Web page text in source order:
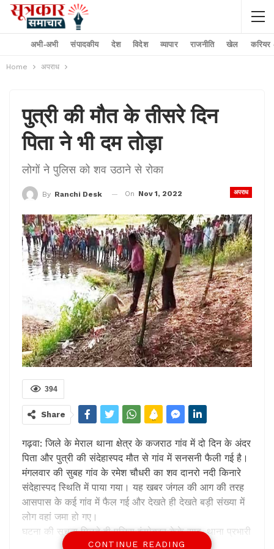
अभी-अभी संपादकीय देश विदेश व्यापार राजनीति खेल करियर
Home अपराध
पुत्री की मौत के तीसरे दिन
पिता ने भी दम तोड़ा
लोगों ने पुलिस को शव उठाने से रोका
अपराध
By Ranchi Desk On Nov 1, 2022
394
Share
गढ़वा: जिले के मेराल थाना क्षेत्र के कजराठ गांव में दो दिन के अंदर
पिता और पुत्री की संदेहास्पद मौत से गांव में सनसनी फैली गई है।
मंगलवार की सुबह गांव के रमेश चौधरी का शव दानरो नदी किनारे
संदेहास्पद स्थिति में पाया गया। यह खबर जंगल की आग की तरह
आसपास के कई गांव में फैल गई और देखते ही देखते बड़ी संख्या में
लोग वहां जमा हो गए।
घटना की सूचना मिलते ही पुलिस इंस्पेक्टर केके साहू, थाना प्रभारी
नीतीश कुमार दल बल के साथ घटनास्थल पर पहुंचे। पुलिस द्वारा
CONTINUE READING